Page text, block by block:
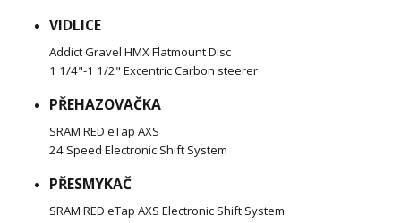
VIDLICE
Addict Gravel HMX Flatmount Disc
1 1/4"-1 1/2" Excentric Carbon steerer
PŘEHAZOVAČKA
SRAM RED eTap AXS
24 Speed Electronic Shift System
PŘESMYKAČ
SRAM RED eTap AXS Electronic Shift System